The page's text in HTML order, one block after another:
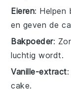
Eieren: Helpen
en geven de
Bakpoeder:
luchtig wordt.
Vanille-extract
cake.